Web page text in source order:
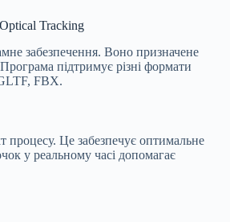
Tracking
забезпечення. Воно призначене
підтримує різні формати
FBX.
процесу. Це забезпечує оптимальне
у реальному часі допомагає